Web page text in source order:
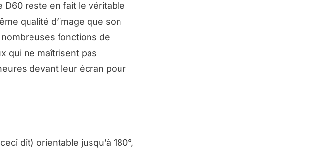
D60 reste en fait le véritable
qualité d’image que son
fonctions de
qui ne maîtrisent pas
devant leur écran pour
dit) orientable jusqu’à 180°,